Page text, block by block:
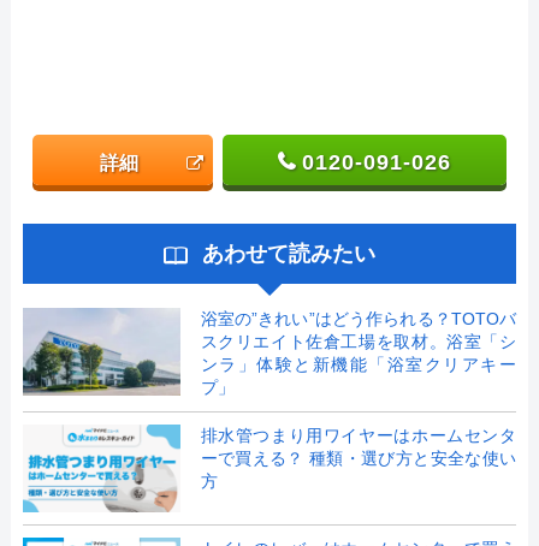
詳細 0120-091-026
あわせて読みたい
浴室の”きれい”はどう作られる？TOTOバ
スクリエイト佐倉工場を取材。浴室「シ
ンラ」体験と新機能「浴室クリアキー
プ」
排水管つまり用ワイヤーはホームセンタ
ーで買える？ 種類・選び方と安全な使い
方